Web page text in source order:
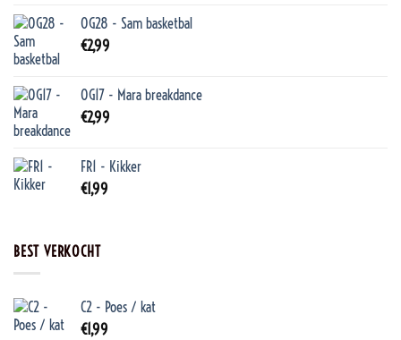
OG28 - Sam basketbal
€2,99
OG17 - Mara breakdance
€2,99
FR1 - Kikker
€1,99
BEST VERKOCHT
C2 - Poes / kat
€1,99